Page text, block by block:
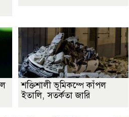
শক্তিশালী ভূমিকম্পে কাঁপল
ইতালি, সতর্কতা জারি